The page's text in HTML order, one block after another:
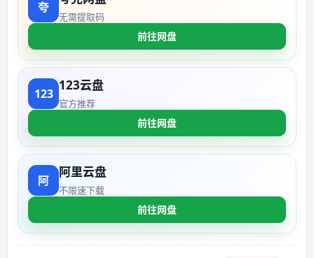
无需提取码
前往网盘
123云盘
官方推荐
前往网盘
阿里云盘
不限速下载
前往网盘